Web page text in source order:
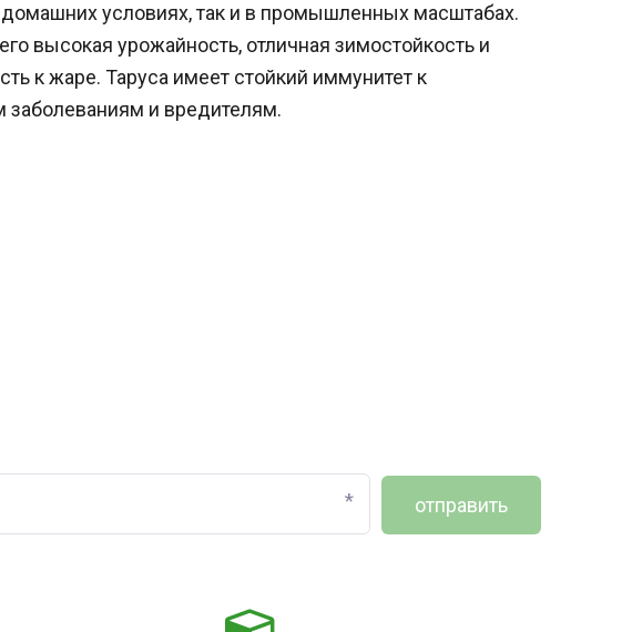
условиях, так и в промышленных масштабах.
высокая урожайность, отличная зимостойкость и
к жаре. Таруса имеет стойкий иммунитет к
заболеваниям и вредителям.
* отправить